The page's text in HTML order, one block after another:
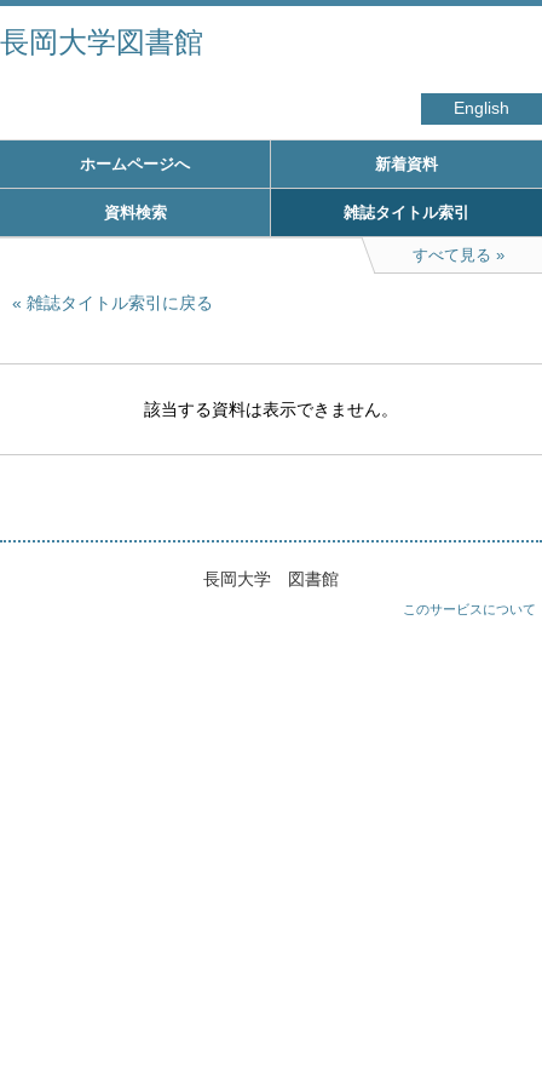
長岡大学図書館
English
ホームページへ 新着資料
資料検索 雑誌タイトル索引
すべて見る
雑誌タイトル索引に戻る
該当する資料は表示できません。
長岡大学 図書館
このサービスについて